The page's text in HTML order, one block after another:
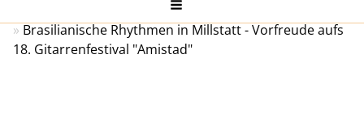
Pressespiegel
Brasilianische Rhythmen in Millstatt - Vorfreude aufs
18. Gitarrenfestival "Amistad"